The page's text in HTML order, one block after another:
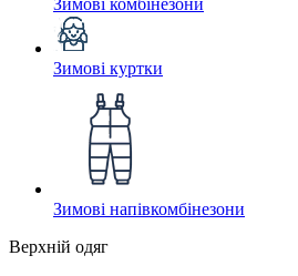
Зимові комбінезони
Зимові куртки
Зимові напівкомбінезони
Верхній одяг